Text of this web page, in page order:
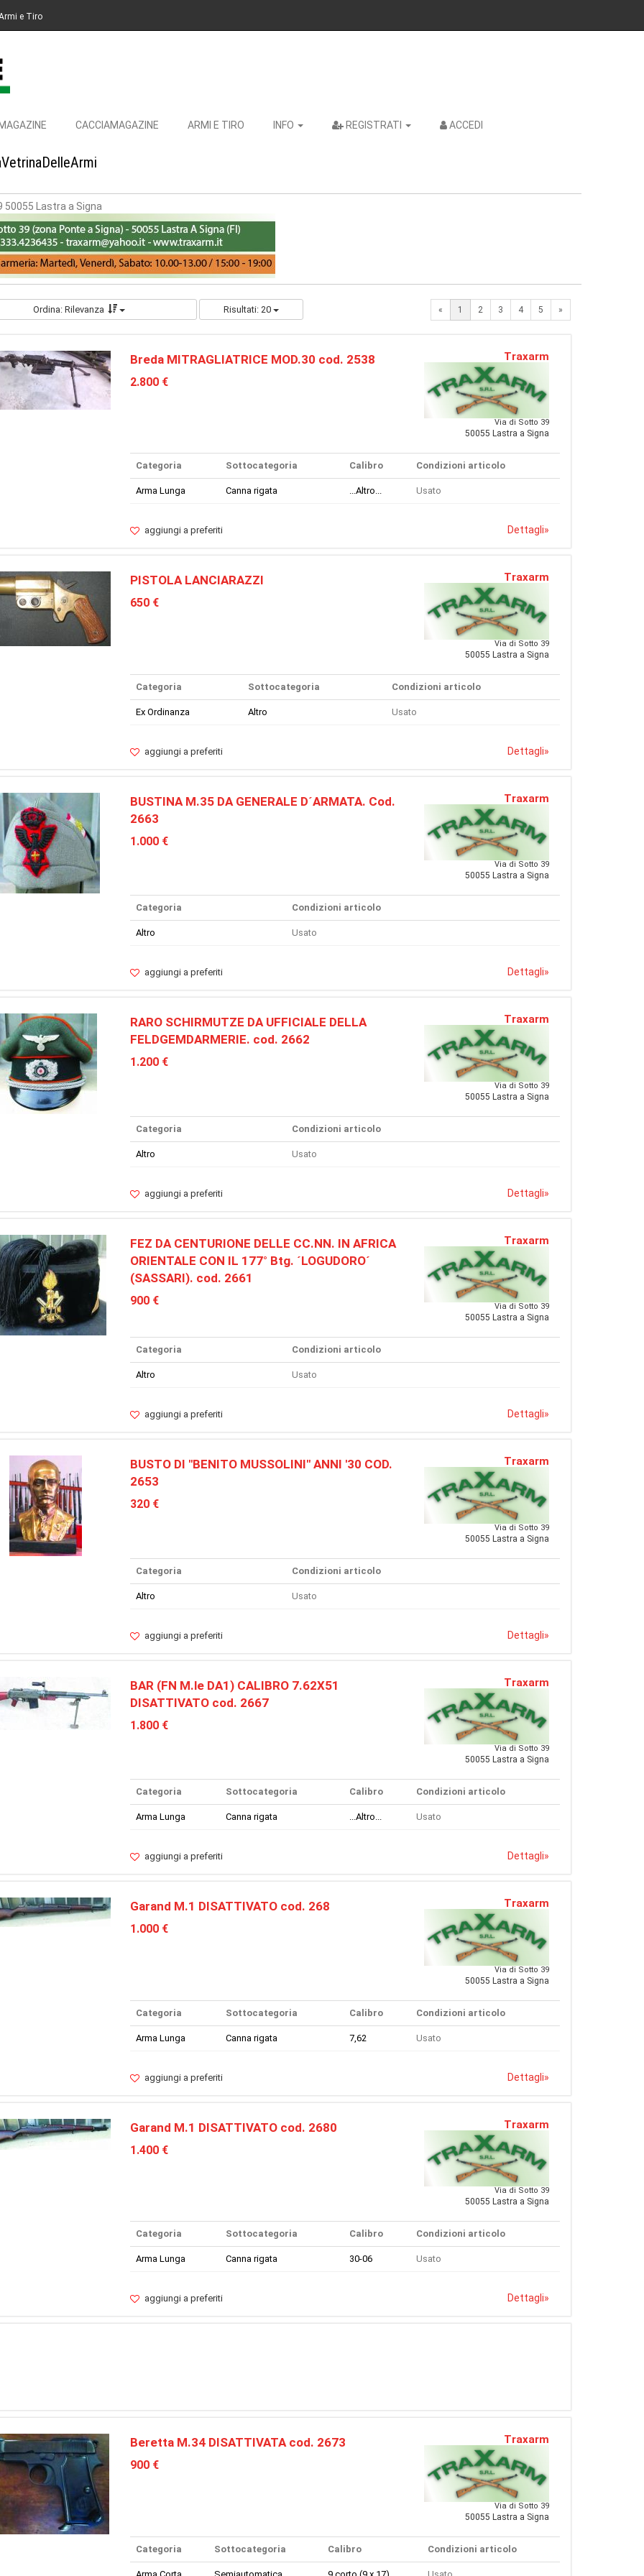
e Tiro
CACCIAMAGAZINE ARMI E TIRO INFO REGISTRATI ACCEDI
50055 Lastra a Signa
Ordina: Rilevanza Risultati: 20 « 1 2 3 4 5 »
Breda MITRAGLIATRICE MOD.30 cod. 2538
2.800 €
Traxarm
Via di Sotto 39
50055 Lastra a Signa
Categoria Sottocategoria Calibro Condizioni articolo
Arma Lunga Canna rigata ...Altro... Usato
aggiungi a preferiti Dettagli»
PISTOLA LANCIARAZZI
650 €
Traxarm
Via di Sotto 39
50055 Lastra a Signa
Categoria Sottocategoria Condizioni articolo
Ex Ordinanza Altro Usato
aggiungi a preferiti Dettagli»
BUSTINA M.35 DA GENERALE D´ARMATA. Cod.
2663
1.000 €
Traxarm
Via di Sotto 39
50055 Lastra a Signa
Categoria Condizioni articolo
Altro Usato
aggiungi a preferiti Dettagli»
RARO SCHIRMUTZE DA UFFICIALE DELLA
FELDGEMDARMERIE. cod. 2662
1.200 €
Traxarm
Via di Sotto 39
50055 Lastra a Signa
Categoria Condizioni articolo
Altro Usato
aggiungi a preferiti Dettagli»
FEZ DA CENTURIONE DELLE CC.NN. IN AFRICA
ORIENTALE CON IL 177° Btg. ´LOGUDORO´
(SASSARI). cod. 2661
900 €
Traxarm
Via di Sotto 39
50055 Lastra a Signa
Categoria Condizioni articolo
Altro Usato
aggiungi a preferiti Dettagli»
BUSTO DI "BENITO MUSSOLINI" ANNI '30 COD.
2653
320 €
Traxarm
Via di Sotto 39
50055 Lastra a Signa
Categoria Condizioni articolo
Altro Usato
aggiungi a preferiti Dettagli»
BAR (FN M.le DA1) CALIBRO 7.62X51
DISATTIVATO cod. 2667
1.800 €
Traxarm
Via di Sotto 39
50055 Lastra a Signa
Categoria Sottocategoria Calibro Condizioni articolo
Arma Lunga Canna rigata ...Altro... Usato
aggiungi a preferiti Dettagli»
Garand M.1 DISATTIVATO cod. 268
1.000 €
Traxarm
Via di Sotto 39
50055 Lastra a Signa
Categoria Sottocategoria Calibro Condizioni articolo
Arma Lunga Canna rigata 7,62 Usato
aggiungi a preferiti Dettagli»
Garand M.1 DISATTIVATO cod. 2680
1.400 €
Traxarm
Via di Sotto 39
50055 Lastra a Signa
Categoria Sottocategoria Calibro Condizioni articolo
Arma Lunga Canna rigata 30-06 Usato
aggiungi a preferiti Dettagli»
Beretta M.34 DISATTIVATA cod. 2673
900 €
Traxarm
Via di Sotto 39
50055 Lastra a Signa
Categoria Sottocategoria Calibro Condizioni articolo